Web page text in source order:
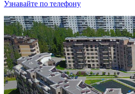
Узнавайте по телефону